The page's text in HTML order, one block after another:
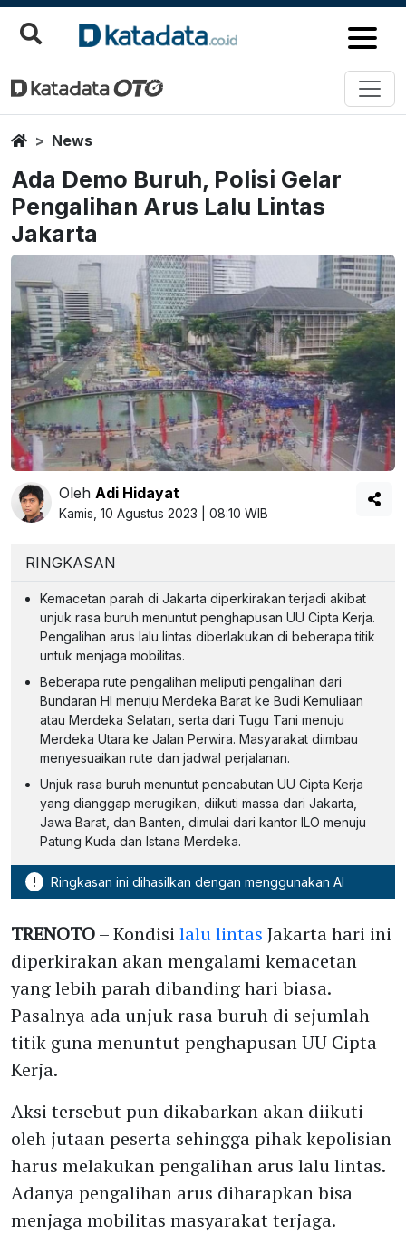
HomeNews
Ada Demo Buruh, Polisi Gelar
Pengalihan Arus Lalu Lintas
Jakarta
Oleh Adi Hidayat
Kamis, 10 Agustus 2023 | 08:10 WIB
RINGKASAN
Kemacetan parah di Jakarta diperkirakan terjadi akibat
unjuk rasa buruh menuntut penghapusan UU Cipta Kerja.
Pengalihan arus lalu lintas diberlakukan di beberapa titik
untuk menjaga mobilitas.
Beberapa rute pengalihan meliputi pengalihan dari
Bundaran HI menuju Merdeka Barat ke Budi Kemuliaan
atau Merdeka Selatan, serta dari Tugu Tani menuju
Merdeka Utara ke Jalan Perwira. Masyarakat diimbau
menyesuaikan rute dan jadwal perjalanan.
Unjuk rasa buruh menuntut pencabutan UU Cipta Kerja
yang dianggap merugikan, diikuti massa dari Jakarta,
Jawa Barat, dan Banten, dimulai dari kantor ILO menuju
Patung Kuda dan Istana Merdeka.
! Ringkasan ini dihasilkan dengan menggunakan AI
TRENOTO– Kondisi lalu lintas Jakarta hari ini
diperkirakan akan mengalami kemacetan
yang lebih parah dibanding hari biasa.
Pasalnya ada unjuk rasa buruh di sejumlah
titik guna menuntut penghapusan UU Cipta
Kerja.
Aksi tersebut pun dikabarkan akan diikuti
oleh jutaan peserta sehingga pihak kepolisian
harus melakukan pengalihan arus lalu lintas.
Adanya pengalihan arus diharapkan bisa
menjaga mobilitas masyarakat terjaga.